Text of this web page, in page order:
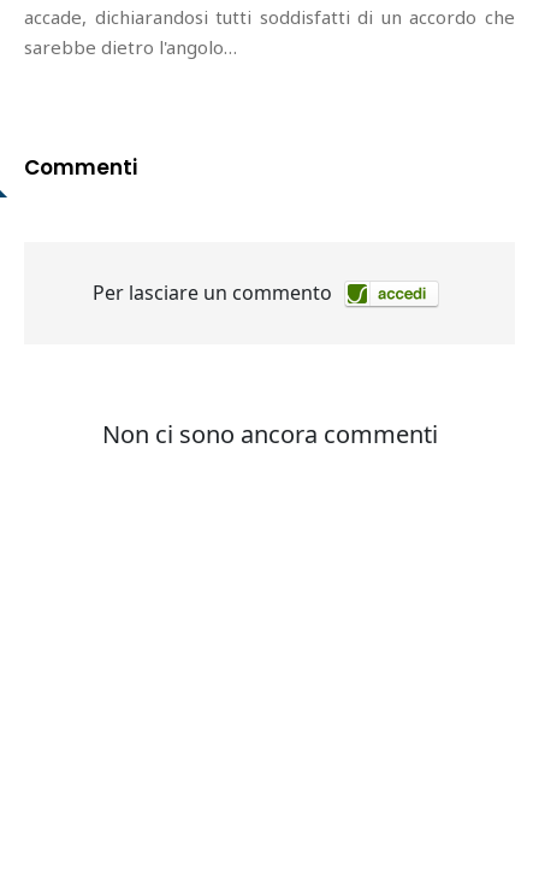
accade, dichiarandosi tutti soddisfatti di un accordo che
sarebbe dietro l'angolo…
Commenti